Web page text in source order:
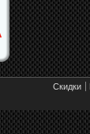
Скидки